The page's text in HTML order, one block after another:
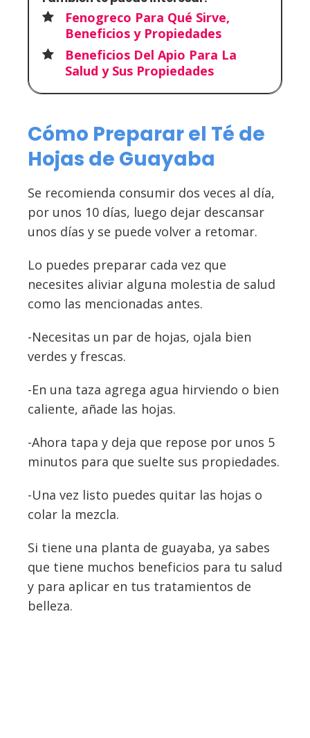
Fenogreco Para Qué Sirve,
Beneficios y Propiedades
Beneficios Del Apio Para La
Salud y Sus Propiedades
Cómo Preparar el Té de
Hojas de Guayaba
Se recomienda consumir dos veces al día,
por unos 10 días, luego dejar descansar
unos días y se puede volver a retomar.
Lo puedes preparar cada vez que
necesites aliviar alguna molestia de salud
como las mencionadas antes.
-Necesitas un par de hojas, ojala bien
verdes y frescas.
-En una taza agrega agua hirviendo o bien
caliente, añade las hojas.
-Ahora tapa y deja que repose por unos 5
minutos para que suelte sus propiedades.
-Una vez listo puedes quitar las hojas o
colar la mezcla.
Si tiene una planta de guayaba, ya sabes
que tiene muchos beneficios para tu salud
y para aplicar en tus tratamientos de
belleza.